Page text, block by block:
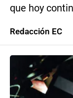
que hoy
Redacción EC